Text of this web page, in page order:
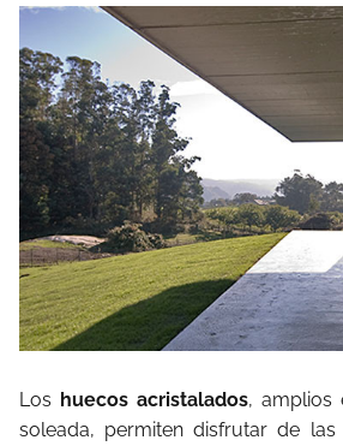
Los huecos acristalados, amplios
soleada, permiten disfrutar de